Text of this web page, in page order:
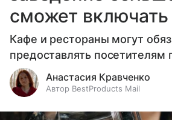
сможет включать
Кафе и рестораны могут
предоставлять посетителям
Анастасия Кравченко
Автор BestProducts Mail